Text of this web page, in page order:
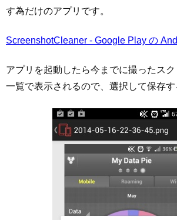
す為だけのアプリです。
ScreenshotCleaner - Google Play の
アプリを起動したら今までに撮ったス
一覧で表示されるので、選択して保存す